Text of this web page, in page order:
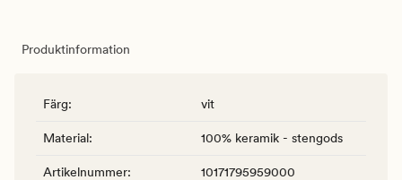
Produktinformation
Färg: vit
Material: 100% keramik - stengods
Artikelnummer: 10171795959000